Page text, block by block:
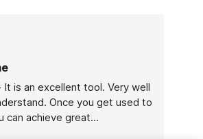
is an excellent tool. Very well
Once you get used to
can achieve great...